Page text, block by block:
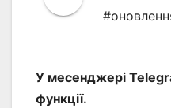
У месенджері
функції.